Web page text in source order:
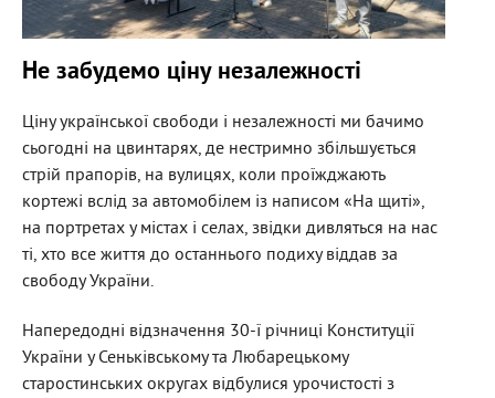
Не забудемо ціну незалежності
Ціну української свободи і незалежності ми бачимо
сьогодні на цвинтарях, де нестримно збільшується
стрій прапорів, на вулицях, коли проїжджають
кортежі вслід за автомобілем із написом «На щиті»,
на портретах у містах і селах, звідки дивляться на нас
ті, хто все життя до останнього подиху віддав за
свободу України.
Напередодні відзначення 30-ї річниці Конституції
України у Сеньківському та Любарецькому
старостинських округах відбулися урочистості з